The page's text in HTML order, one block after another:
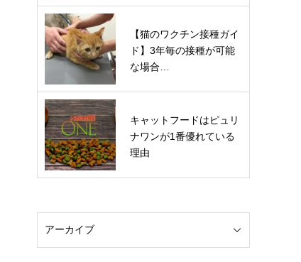
【猫のワクチン接種ガイ
ド】3年毎の接種が可能
な場合…
キャットフードはピュリ
ナワンが1番優れている
理由